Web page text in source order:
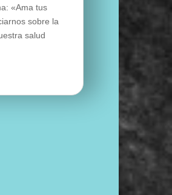
«Ama tus
sobre la
salud